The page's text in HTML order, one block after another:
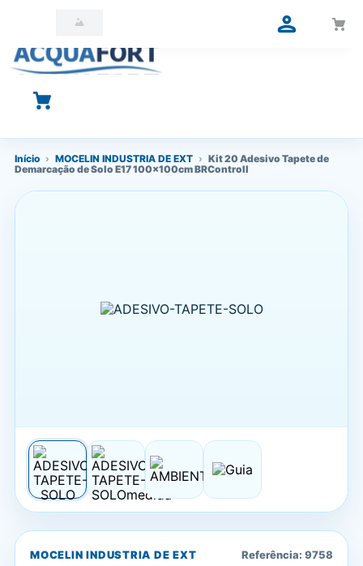
O que você está procurando?
Início › MOCELIN INDUSTRIA DE EXT › Kit 20 Adesivo Tapete de
Demarcação de Solo E17 100x100cm BRControll
MOCELIN INDUSTRIA DE EXT Referência: 9758